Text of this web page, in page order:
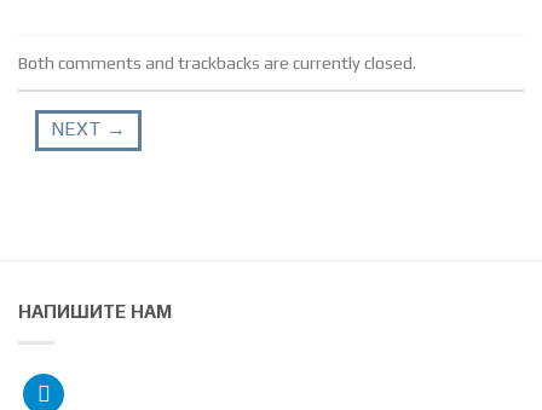
Both comments and trackbacks are currently closed.
NEXT →
НАПИШИТЕ НАМ
telegram